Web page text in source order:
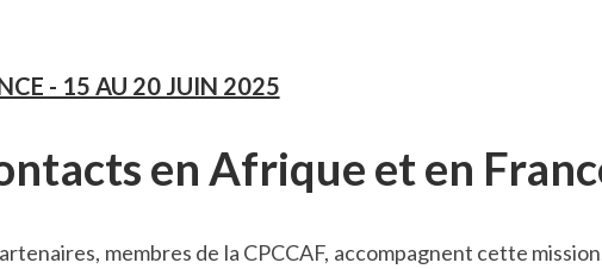
- 15 AU 20 JUIN 2025
en Afrique et en
membres de la CPCCAF, accompagnent cette